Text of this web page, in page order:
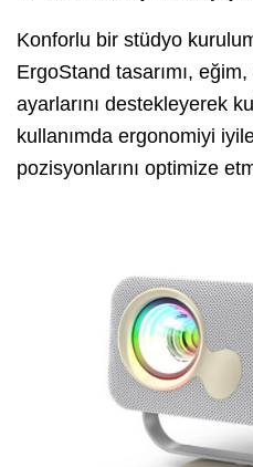
Konforlu bir stüdyo
ErgoStand tasarımı,
ayarlarını destekleyerek
kullanımda ergonomiyi
pozisyonlarını optimize